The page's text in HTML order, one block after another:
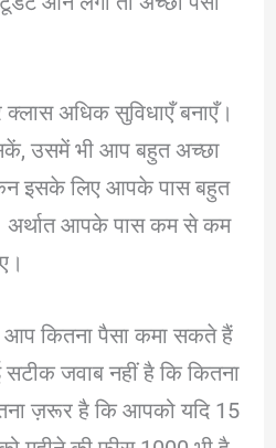
क्लास अधिक सुविधाएँ बनाएँ।
उसमें भी आप बहुत अच्छा
इसके लिए आपके पास बहुत
अर्थात आपके पास कम से कम
कितना पैसा कमा सकते हैं
जवाब नहीं है कि कितना
ज़रूर है कि आपको यदि 15